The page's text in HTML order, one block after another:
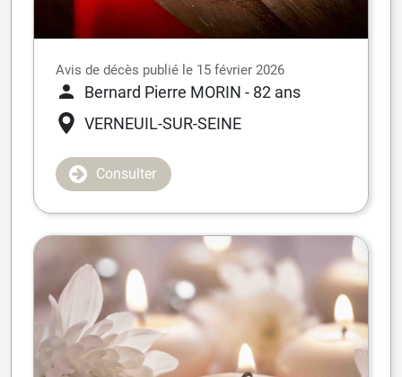
Avis de décès publié le 15 février 2026
Bernard Pierre MORIN - 82 ans
VERNEUIL-SUR-SEINE
Consulter